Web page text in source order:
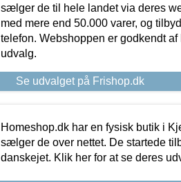
sælger de til hele landet via deres
med mere end 50.000 varer, og
telefon. Webshoppen er godkendt
udvalg.
Se udvalget på Frishop.dk
Homeshop.dk har en fysisk butik i
sælger de over nettet. De startede
danskejet. Klik her for at se deres